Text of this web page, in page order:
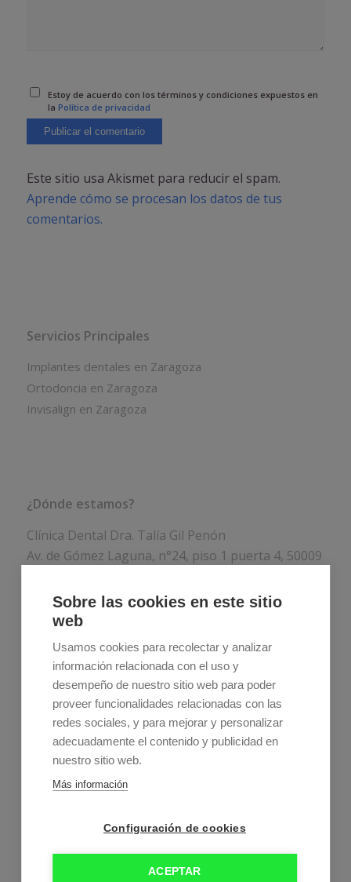
Sobre las cookies en este sitio
web
Usamos cookies para recolectar y analizar
información relacionada con el uso y
desempeño de nuestro sitio web para poder
proveer funcionalidades relacionadas con las
redes sociales, y para mejorar y personalizar
adecuadamente el contenido y publicidad en
nuestro sitio web.
Más información
Configuración de cookies
ACEPTAR
Estoy de acuerdo con los términos y condiciones expuestos en
la Política de privacidad
Este sitio usa Akismet para reducir el spam.
Aprende cómo se procesan los datos de tus
comentarios.
Servicios Principales
Implantes dentales en Zaragoza
Ortodoncia en Zaragoza
Invisalign en Zaragoza
¿Dónde estamos?
Clínica Dental Dra. Talía Gil Penón
Av. de Gómez Laguna, n°24, piso 1 puerta 4, 50009
Teléfono:976 75 77 44
Estos son nuestros horarios
Lunes a jueves:9:00–21:00
Viernes:9:00–15:00